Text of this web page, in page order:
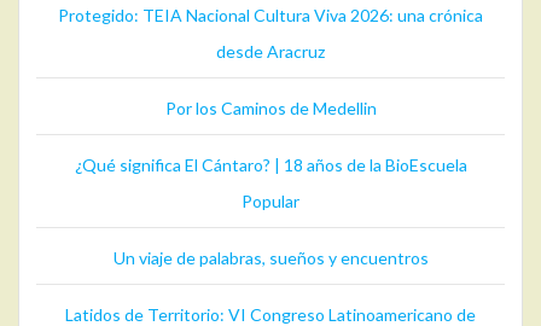
Protegido: TEIA Nacional Cultura Viva 2026: una crónica
desde Aracruz
Por los Caminos de Medellin
¿Qué significa El Cántaro? | 18 años de la BioEscuela
Popular
Un viaje de palabras, sueños y encuentros
Latidos de Territorio: VI Congreso Latinoamericano de